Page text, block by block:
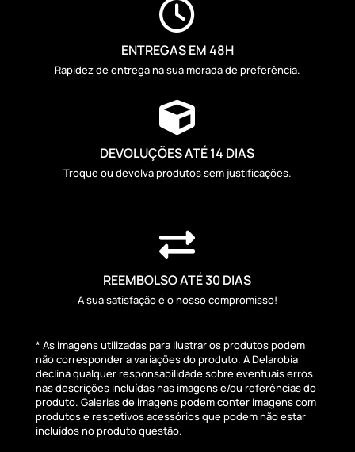

ENTREGAS EM 48H
Rapidez de entrega na sua morada de preferência.

DEVOLUÇÕES ATÉ 14 DIAS
Troque ou devolva produtos sem justificações.

REEMBOLSO ATÉ 30 DIAS
A sua satisfação é o nosso compromisso!
* As imagens utilizadas para ilustrar os produtos podem
não corresponder a variações do produto. A Delarobia
declina qualquer responsabilidade sobre eventuais erros
nas descrições incluídas nas imagens e/ou referências do
produto. Galerias de imagens podem conter imagens com
produtos e respetivos acessórios que podem não estar
incluídos no produto questão.